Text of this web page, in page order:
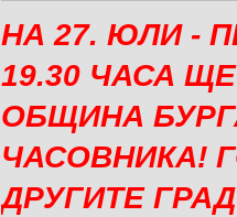
НА 27. ЮЛИ -
19.30 ЧАСА
ОБЩИНА
ЧАСОВНИКА!
ДРУГИТЕ